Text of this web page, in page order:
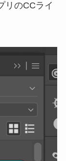
リのCCライ